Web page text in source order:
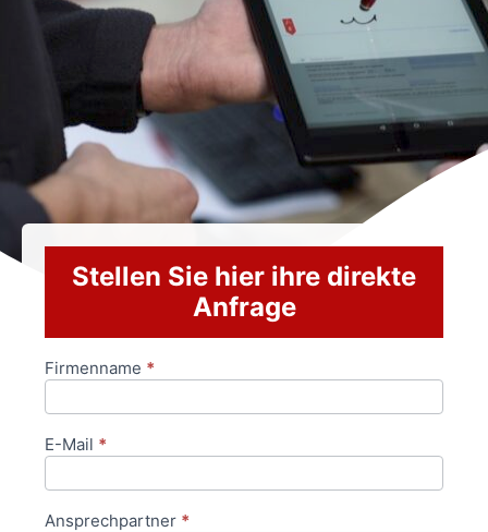
Stellen Sie hier ihre direkte
Anfrage
Anfrageformular
Firmenname *
E-Mail *
Ansprechpartner *